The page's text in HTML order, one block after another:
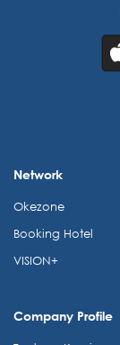
Network
Okezone
Booking Hotel
VISION+
Company Profile